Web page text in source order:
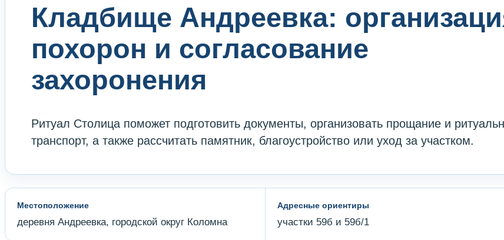
Кладбище Андреевка:
похорон и согласование
захоронения
Ритуал Столица поможет подготовить документы, организовать прощание и
транспорт, а также рассчитать памятник, благоустройство или уход за участком.
Местоположение
деревня Андреевка, городской округ Коломна
Адресные ориентиры
участки 59б и 59б/1